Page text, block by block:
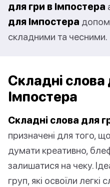
для гри в Імпостера
для Імпостера
складними та чесними.
Складні слова
Імпостера
Складні слова для
призначені для того,
думати креативно,
залишатися на чеку.
груп, які освоїли легкі